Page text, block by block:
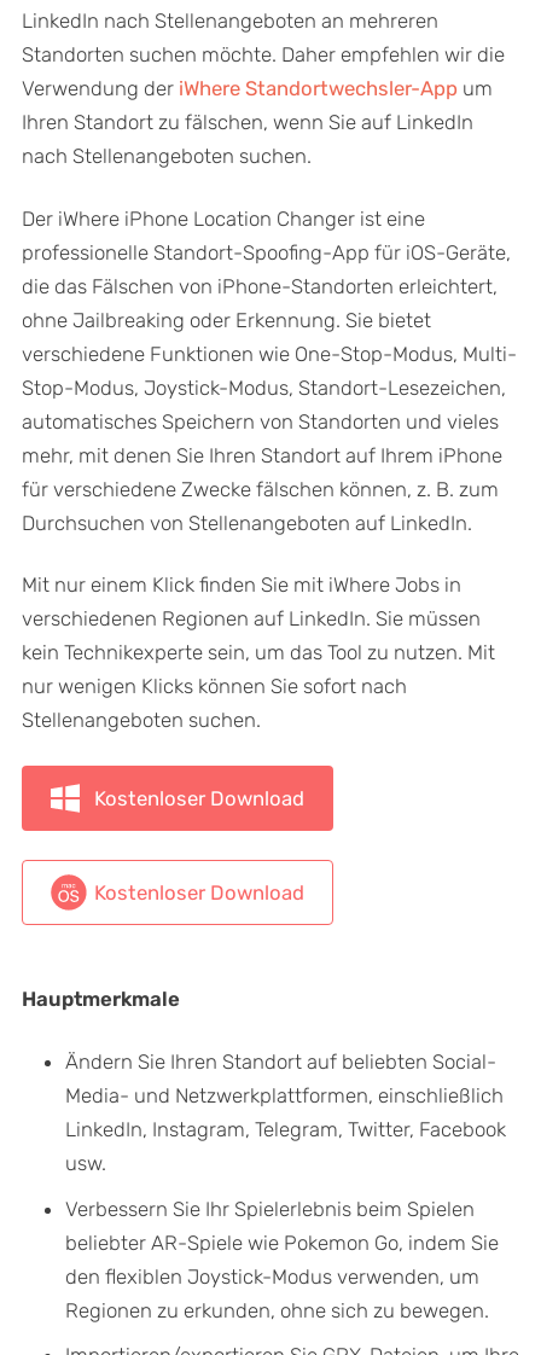
LinkedIn nach Stellenangeboten an mehreren
Standorten suchen möchte. Daher empfehlen wir die
Verwendung der iWhere Standortwechsler-App um
Ihren Standort zu fälschen, wenn Sie auf LinkedIn
nach Stellenangeboten suchen.
Der iWhere iPhone Location Changer ist eine
professionelle Standort-Spoofing-App für iOS-Geräte,
die das Fälschen von iPhone-Standorten erleichtert,
ohne Jailbreaking oder Erkennung. Sie bietet
verschiedene Funktionen wie One-Stop-Modus, Multi-
Stop-Modus, Joystick-Modus, Standort-Lesezeichen,
automatisches Speichern von Standorten und vieles
mehr, mit denen Sie Ihren Standort auf Ihrem iPhone
für verschiedene Zwecke fälschen können, z. B. zum
Durchsuchen von Stellenangeboten auf LinkedIn.
Mit nur einem Klick finden Sie mit iWhere Jobs in
verschiedenen Regionen auf LinkedIn. Sie müssen
kein Technikexperte sein, um das Tool zu nutzen. Mit
nur wenigen Klicks können Sie sofort nach
Stellenangeboten suchen.
Kostenloser Download
Kostenloser Download
Hauptmerkmale
Ändern Sie Ihren Standort auf beliebten Social-
Media- und Netzwerkplattformen, einschließlich
LinkedIn, Instagram, Telegram, Twitter, Facebook
usw.
Verbessern Sie Ihr Spielerlebnis beim Spielen
beliebter AR-Spiele wie Pokemon Go, indem Sie
den flexiblen Joystick-Modus verwenden, um
Regionen zu erkunden, ohne sich zu bewegen.